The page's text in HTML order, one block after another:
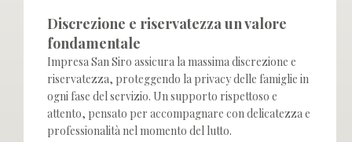
Discrezione e riservatezza un valore
fondamentale
Impresa San Siro assicura la massima discrezione e
riservatezza, proteggendo la privacy delle famiglie in
ogni fase del servizio. Un supporto rispettoso e
attento, pensato per accompagnare con delicatezza e
professionalità nel momento del lutto.